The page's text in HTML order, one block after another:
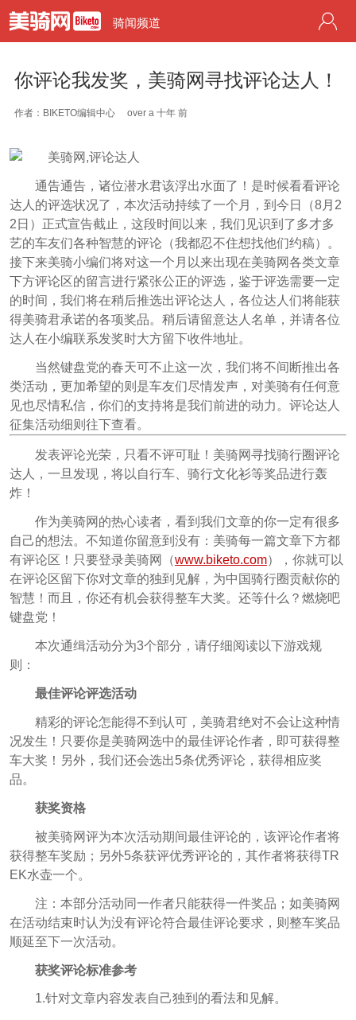
骑闻频道
你评论我发奖，美骑网寻找评论达人！
作者：BIKETO编辑中心 over a 十年 前
通告通告，诸位潜水君该浮出水面了！是时候看看评论
达人的评选状况了，本次活动持续了一个月，到今日（8月2
2日）正式宣告截止，这段时间以来，我们见识到了多才多
艺的车友们各种智慧的评论（我都忍不住想找他们约稿）。
接下来美骑小编们将对这一个月以来出现在美骑网各类文章
下方评论区的留言进行紧张公正的评选，鉴于评选需要一定
的时间，我们将在稍后推选出评论达人，各位达人们将能获
得美骑君承诺的各项奖品。稍后请留意达人名单，并请各位
达人在小编联系发奖时大方留下收件地址。
当然键盘党的春天可不止这一次，我们将不间断推出各
类活动，更加希望的则是车友们尽情发声，对美骑有任何意
见也尽情私信，你们的支持将是我们前进的动力。评论达人
征集活动细则往下查看。
发表评论光荣，只看不评可耻！美骑网寻找骑行圈评论
达人，一旦发现，将以自行车、骑行文化衫等奖品进行轰
炸！
作为美骑网的热心读者，看到我们文章的你一定有很多
自己的想法。不知道你留意到没有：美骑每一篇文章下方都
有评论区！只要登录美骑网（www.biketo.com），你就可以
在评论区留下你对文章的独到见解，为中国骑行圈贡献你的
智慧！而且，你还有机会获得整车大奖。还等什么？燃烧吧
键盘党！
本次通缉活动分为3个部分，请仔细阅读以下游戏规
则：
最佳评论评选活动
精彩的评论怎能得不到认可，美骑君绝对不会让这种情
况发生！只要你是美骑网选中的最佳评论作者，即可获得整
车大奖！另外，我们还会选出5条优秀评论，获得相应奖
品。
获奖资格
被美骑网评为本次活动期间最佳评论的，该评论作者将
获得整车奖励；另外5条获评优秀评论的，其作者将获得TR
EK水壶一个。
注：本部分活动同一作者只能获得一件奖品；如美骑网
在活动结束时认为没有评论符合最佳评论要求，则整车奖品
顺延至下一次活动。
获奖评论标准参考
1.针对文章内容发表自己独到的看法和见解。